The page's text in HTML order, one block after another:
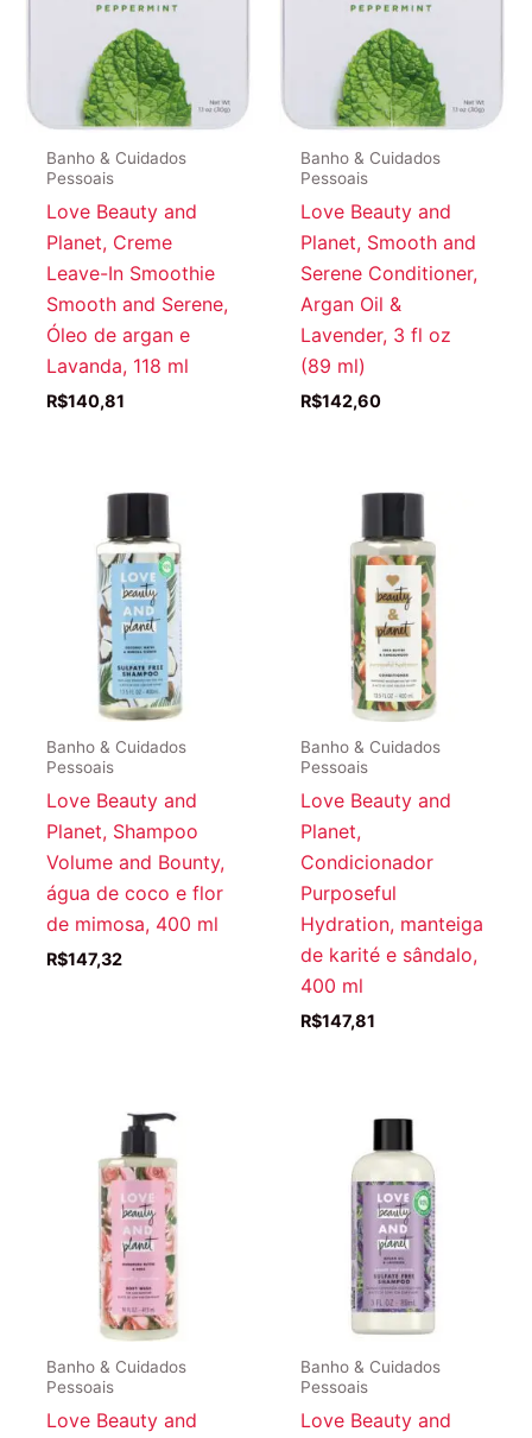
Banho & Cuidados
Pessoais
Love Beauty and
Planet, Creme
Leave-In Smoothie
Smooth and Serene,
Óleo de argan e
Lavanda, 118 ml
R$140,81
Banho & Cuidados
Pessoais
Love Beauty and
Planet, Smooth and
Serene Conditioner,
Argan Oil &
Lavender, 3 fl oz
(89 ml)
R$142,60
Banho & Cuidados
Pessoais
Love Beauty and
Planet, Shampoo
Volume and Bounty,
água de coco e flor
de mimosa, 400 ml
R$147,32
Banho & Cuidados
Pessoais
Love Beauty and
Planet,
Condicionador
Purposeful
Hydration, manteiga
de karité e sândalo,
400 ml
R$147,81
Banho & Cuidados
Pessoais
Love Beauty and
Banho & Cuidados
Pessoais
Love Beauty and